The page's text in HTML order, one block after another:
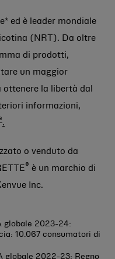
ed è leader mondiale
(NRT). Da oltre
di prodotti,
un maggior
ottenere la libertà dal
informazioni,
.
o venduto da
® è un marchio di
Inc.
globale 2023-24:
10.067 consumatori di
globale 2022-23: Regno